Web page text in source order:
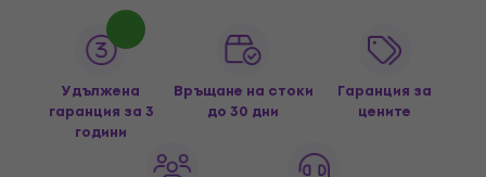
Удължена
гаранция за 3
години
Връщане на стоки
до 30 дни
Гаранция за
цените